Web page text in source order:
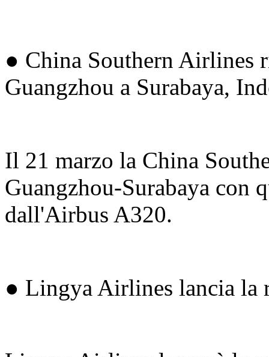
● China Southern Airlines
Guangzhou a Surabaya,
Il 21 marzo la China
Guangzhou-Surabaya con
dall'Airbus A320.
● Lingya Airlines lancia la